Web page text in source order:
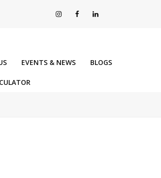
EVENTS & NEWS BLOGS